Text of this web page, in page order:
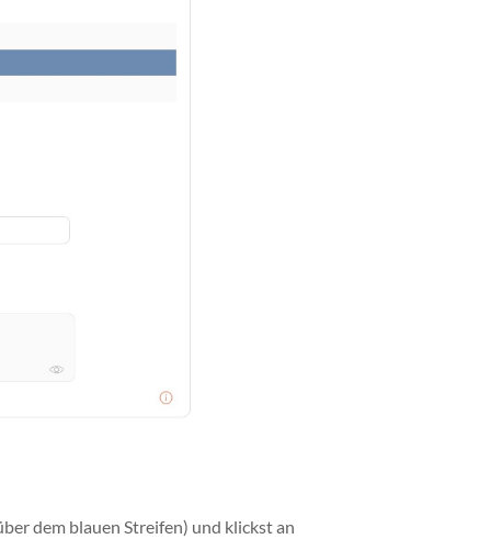
dem blauen Streifen) und klickst an